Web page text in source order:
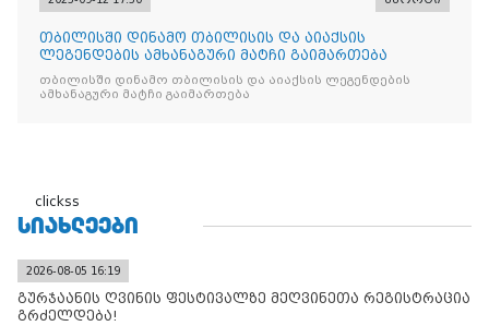
თბილისში დინამო თბილისის და აიაქსის
ლეგენდების ამხანაგური მატჩი გაიმართება
თბილისში დინამო თბილისის და აიაქსის ლეგენდების
ამხანაგური მატჩი გაიმართება
clickss
ᲡᲘᲐᲮᲚᲔᲔᲑᲘ
2026-08-05 16:19
გურჯაანის ღვინის ფესტივალზე მეღვინეთა რეგისტრაცია
გრძელდება!